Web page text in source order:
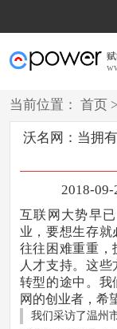
当前位置： 首页 >
的技术团队支持
沃名网：当拥
2018-
互联网大势早
业，要想生存就
往往困难重重，
人才支持。这
转型的途中。我
网的创业者，希
我们采访了温州